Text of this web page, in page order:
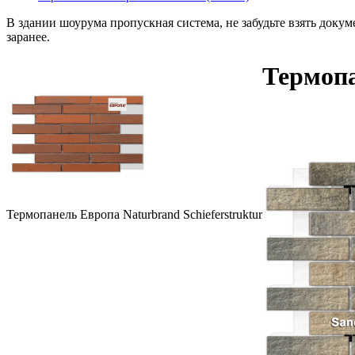
В здании шоурума пропускная система, не забудьте взять
заранее.
Термопанель Европа Naturbrand Schieferstruktur